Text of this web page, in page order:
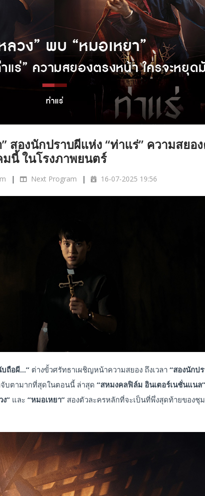
สองนักปราบผีแห่ง “ท่าแร่” ความสยอ
นี้ ในโรงภาพยนตร์
Next Program 16-07-2025 19:56
ถือผี...” ต่างขั้วศรัทธาเผชิญหน้าความสยอง ถึงเวลา “สองนักป
บตามากที่สุดในตอนนี้ ล่าสุด “สหมงคลฟิล์ม อินเตอร์เนชั่นแนล”
” และ “หมอเหยา” สองตัวละครหลักที่จะเป็นที่พึ่งสุดท้ายของชุ